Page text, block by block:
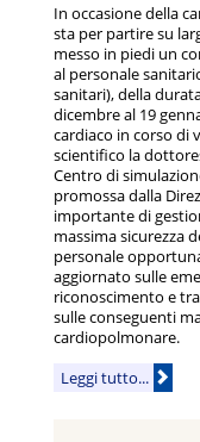
In occasione della
sta per partire su
messo in piedi un
al personale
sanitari), della
dicembre al 19
cardiaco in corso di
scientifico la
Centro di
promossa dalla
importante di
massima sicurezza
personale
aggiornato sulle
riconoscimento e
sulle conseguenti
cardiopolmonare.
Leggi tutto...